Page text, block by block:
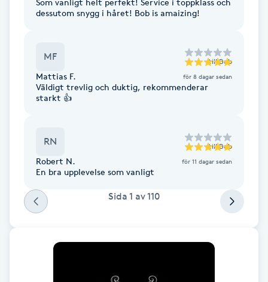
Fransar
Fransfärgning
Fransförlängning
Fransförlängning Megavolym
dessutom snygg i håret! Bob is amaizing!
MF till Bob
Mattias F. för 8 dagar sedan
Väldigt trevlig och duktig, rekommenderar
starkt 👍
RN till Bob
Robert N. för 11 dagar sedan
En bra upplevelse som vanligt
Sida 1 av110